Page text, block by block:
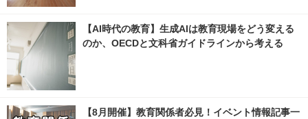
【AI時代の教育】生成AIは教育現場をどう変える
のか、OECDと文科省ガイドラインから考える
【8月開催】教育関係者必見！イベント情報記事一